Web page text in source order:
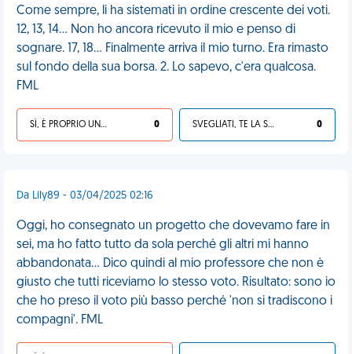
Come sempre, li ha sistemati in ordine crescente dei voti.
12, 13, 14... Non ho ancora ricevuto il mio e penso di
sognare. 17, 18... Finalmente arriva il mio turno. Era rimasto
sul fondo della sua borsa. 2. Lo sapevo, c'era qualcosa.
FML
SÌ, È PROPRIO UNA VDM! 0 SVEGLIATI, TE LA SEI CERCATA! 0
Da Lily89 - 03/04/2025 02:16
Oggi, ho consegnato un progetto che dovevamo fare in
sei, ma ho fatto tutto da sola perché gli altri mi hanno
abbandonata... Dico quindi al mio professore che non è
giusto che tutti riceviamo lo stesso voto. Risultato: sono io
che ho preso il voto più basso perché 'non si tradiscono i
compagni'. FML